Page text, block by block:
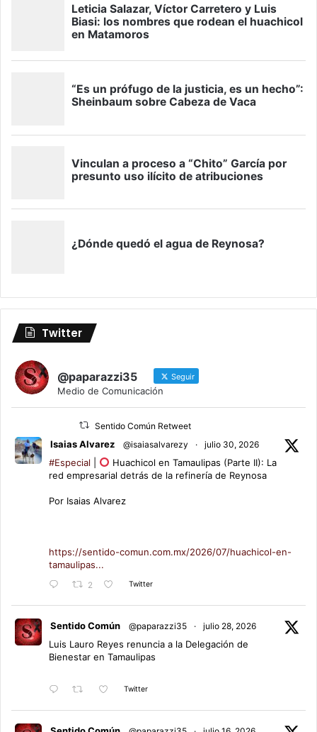
Twitter
@paparazzi35 Seguir
Medio de Comunicación
Sentido Común Retweet
Isaias Alvarez @isaiasalvarezy · julio 30, 2026
#Especial
Huachicol en Tamaulipas (Parte II): La
red empresarial detrás de la refinería de Reynosa
Por Isaias Alvarez
https://sentido-comun.com.mx/2026/07/huachicol-en-
tamaulipas...
2 Twitter
Sentido Común @paparazzi35 · julio 28, 2026
Luis Lauro Reyes renuncia a la Delegación de
Bienestar en Tamaulipas
Twitter